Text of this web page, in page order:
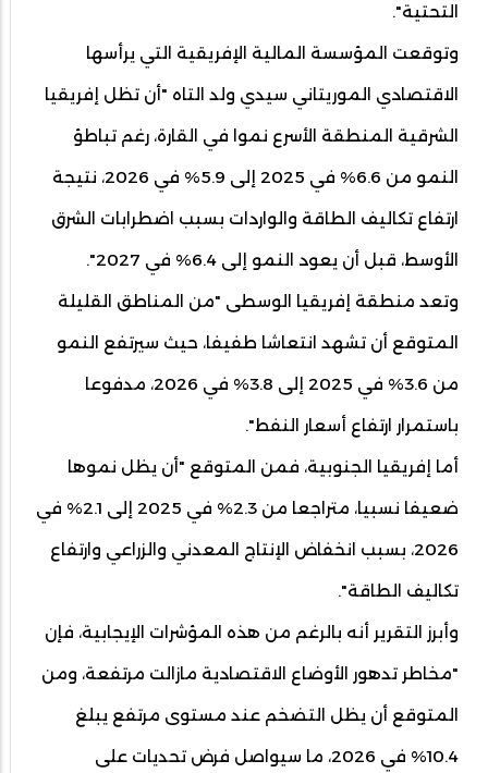
التحتية".
وتوقعت المؤسسة المالية الإفريقية التي يرأسها
الاقتصادي الموريتاني سيدي ولد التاه "أن تظل إفريقيا
الشرقية المنطقة الأسرع نموا في القارة، رغم تباطؤ
النمو من 6.6% في 2025 إلى 5.9% في 2026، نتيجة
ارتفاع تكاليف الطاقة والواردات بسبب اضطرابات الشرق
الأوسط، قبل أن يعود النمو إلى 6.4% في 2027".
وتعد منطقة إفريقيا الوسطى "من المناطق القليلة
المتوقع أن تشهد انتعاشا طفيفا، حيث سيرتفع النمو
من 3.6% في 2025 إلى 3.8% في 2026، مدفوعا
باستمرار ارتفاع أسعار النفط".
أما إفريقيا الجنوبية، فمن المتوقع "أن يظل نموها
ضعيفا نسبيا، متراجعا من 2.3% في 2025 إلى 2.1% في
2026، بسبب انخفاض الإنتاج المعدني والزراعي وارتفاع
تكاليف الطاقة".
وأبرز التقرير أنه بالرغم من هذه المؤشرات الإيجابية، فإن
"مخاطر تدهور الأوضاع الاقتصادية مازالت مرتفعة، ومن
المتوقع أن يظل التضخم عند مستوى مرتفع يبلغ
10.4% في 2026، ما سيواصل فرض تحديات على